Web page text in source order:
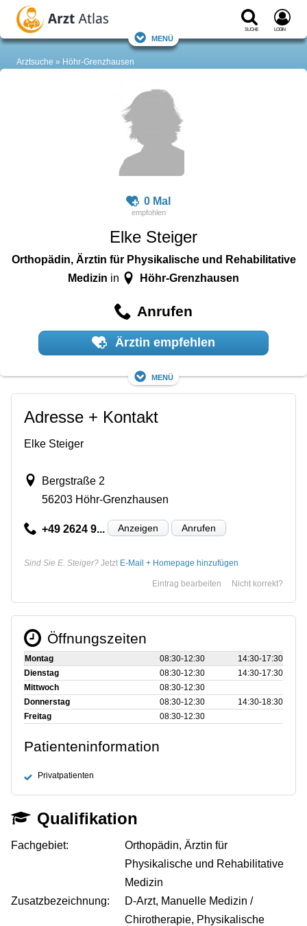
Suche Login
Menü
Arztsuche Höhr-Grenzhausen
0 Mal
Elke Steiger
Orthopädin, Ärztin für Physikalische und Rehabilitative
Medizin in Höhr-Grenzhausen
Anrufen
Ärztin empfehlen
Menü
Adresse + Kontakt
Elke Steiger
Bergstraße 2
56203 Höhr-Grenzhausen
+49 2624 9... Anzeigen Anrufen
Sind Sie E. Steiger? Jetzt E-Mail + Homepage hinzufügen
Nicht korrekt?
Eintrag bearbeiten
Öffnungszeiten
Montag 08:30‑12:30
14:30‑17:30
Dienstag
08:30‑12:30
14:30‑17:30
Mittwoch
08:30‑12:30
Donnerstag
08:30‑12:30
14:30‑18:30
Freitag
08:30‑12:30
Patienteninformation
Privatpatienten
Qualifikation
Fachgebiet:
Orthopädin, Ärztin für
Physikalische und Rehabilitative
Medizin
Zusatzbezeichnung:
D-Arzt, Manuelle Medizin /
Chirotherapie, Physikalische